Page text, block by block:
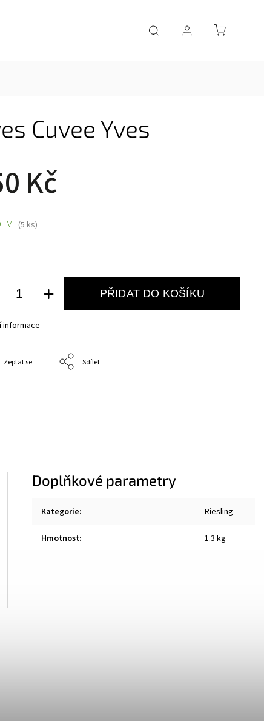
Cuvee Yves
Kč
(5 ks)
PŘIDAT DO KOŠÍKU
informace
Zeptat se Sdílet
Doplňkové parametry
Kategorie: Riesling
Hmotnost: 1.3 kg